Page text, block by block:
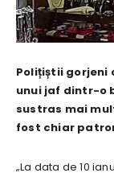
Polițiștii
unui jaf dintr-o
sustras mai
fost chiar
„La data de 10